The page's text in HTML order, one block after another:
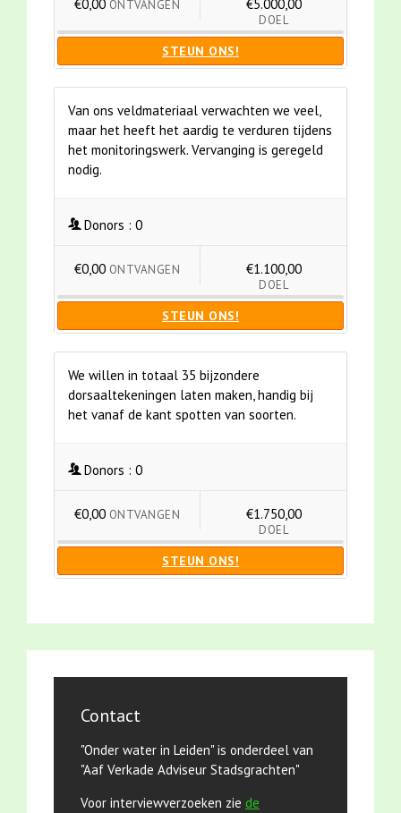
€0,00 ONTVANGEN €5.000,00
DOEL
STEUN ONS!
Van ons veldmateriaal verwachten we veel,
maar het heeft het aardig te verduren tijdens
het monitoringswerk. Vervanging is geregeld
nodig.
Donors : 0
€0,00 ONTVANGEN €1.100,00
DOEL
STEUN ONS!
We willen in totaal 35 bijzondere
dorsaaltekeningen laten maken, handig bij
het vanaf de kant spotten van soorten.
Donors : 0
€0,00 ONTVANGEN €1.750,00
DOEL
STEUN ONS!
Contact
"Onder water in Leiden" is onderdeel van
"Aaf Verkade Adviseur Stadsgrachten"
Voor interviewverzoeken zie de